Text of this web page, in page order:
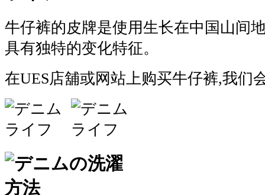
牛仔裤的皮牌是使用生长在中国山间
具有独特的变化特征。
在UES店舖或网站上购买牛仔裤,我们